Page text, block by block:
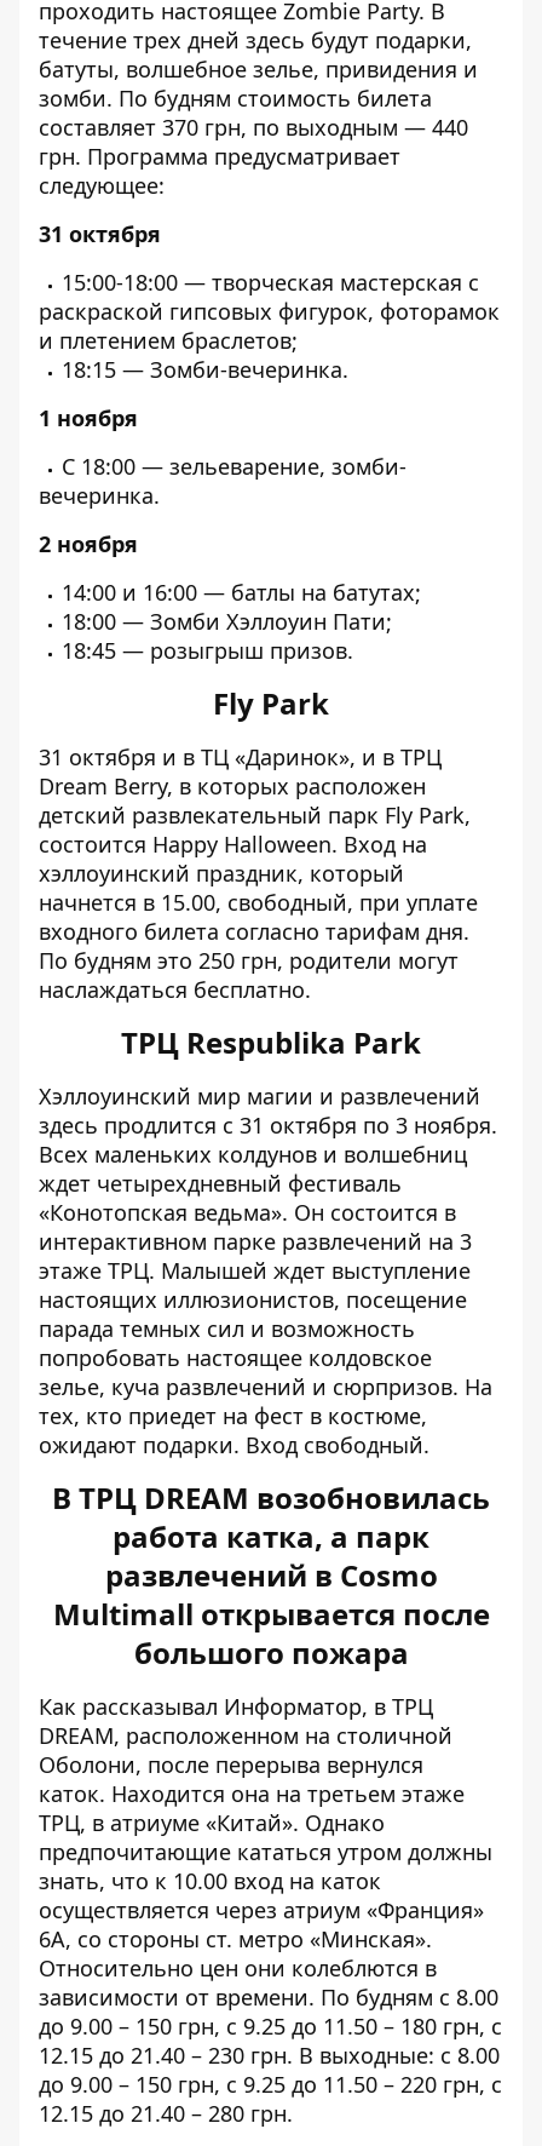
проходить настоящее Zombie Party. В
течение трех дней здесь будут подарки,
батуты, волшебное зелье, привидения и
зомби. По будням стоимость билета
составляет 370 грн, по выходным — 440
грн. Программа предусматривает
следующее:
31 октября
15:00-18:00 — творческая мастерская с
раскраской гипсовых фигурок, фоторамок
и плетением браслетов;
18:15 — Зомби-вечеринка.
1 ноября
С 18:00 — зельеварение, зомби-
вечеринка.
2 ноября
14:00 и 16:00 — батлы на батутах;
18:00 — Зомби Хэллоуин Пати;
18:45 — розыгрыш призов.
Fly Park
31 октября и в ТЦ «Даринок», и в ТРЦ
Dream Berry, в которых расположен
детский развлекательный парк Fly Park,
состоится Happy Halloween. Вход на
хэллоуинский праздник, который
начнется в 15.00, свободный, при уплате
входного билета согласно тарифам дня.
По будням это 250 грн, родители могут
наслаждаться бесплатно.
ТРЦ Respublika Park
Хэллоуинский мир магии и развлечений
здесь продлится с 31 октября по 3 ноября.
Всех маленьких колдунов и волшебниц
ждет четырехдневный фестиваль
«Конотопская ведьма». Он состоится в
интерактивном парке развлечений на 3
этаже ТРЦ. Малышей ждет выступление
настоящих иллюзионистов, посещение
парада темных сил и возможность
попробовать настоящее колдовское
зелье, куча развлечений и сюрпризов. На
тех, кто приедет на фест в костюме,
ожидают подарки. Вход свободный.
В ТРЦ DREAM возобновилась
работа катка, а парк
развлечений в Cosmo
Multimall открывается после
большого пожара
Как рассказывал Информатор, в ТРЦ
DREAM, расположенном на столичной
Оболони, после перерыва вернулся
каток. Находится она на третьем этаже
ТРЦ, в атриуме «Китай». Однако
предпочитающие кататься утром должны
знать, что к 10.00 вход на каток
осуществляется через атриум «Франция»
6А, со стороны ст. метро «Минская».
Относительно цен они колеблются в
зависимости от времени. По будням с 8.00
до 9.00 – 150 грн, с 9.25 до 11.50 – 180 грн, с
12.15 до 21.40 – 230 грн. В выходные: с 8.00
до 9.00 – 150 грн, с 9.25 до 11.50 – 220 грн, с
12.15 до 21.40 – 280 грн.